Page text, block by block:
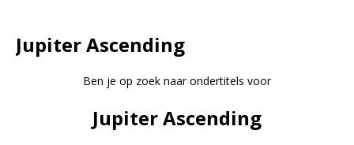
Jupiter Ascending
Ben je op zoek naar ondertitels voor
Jupiter Ascending